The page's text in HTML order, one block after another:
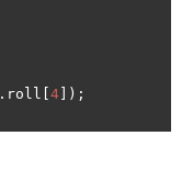
. roll 4 ]);